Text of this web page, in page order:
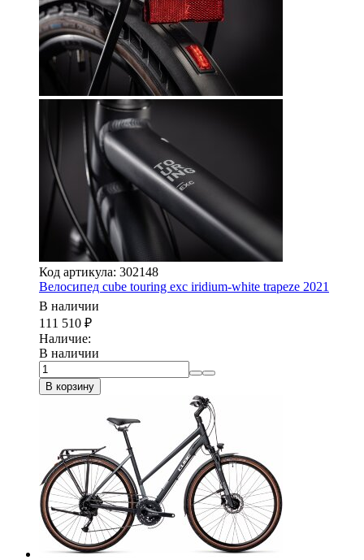
Код артикула: 302148
Велосипед cube touring exc iridium-white trapeze 2021
В наличии
111 510 ₽
Наличие:
В наличии
В корзину